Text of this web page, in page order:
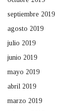
septiembre 2019
agosto 2019
julio 2019
junio 2019
mayo 2019
abril 2019
marzo 2019